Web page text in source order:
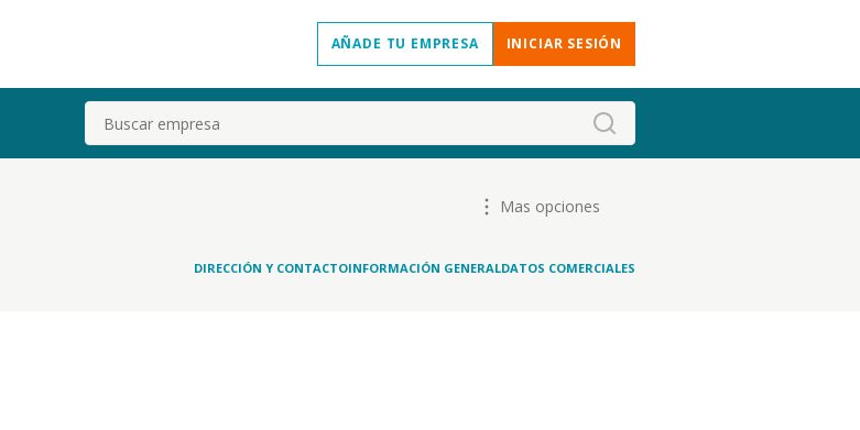
AÑADE TU EMPRESA INICIAR SESIÓN
Buscar
Mas opciones
DIRECCIÓN Y CONTACTOINFORMACIÓN GENERALDATOS COMERCIALES